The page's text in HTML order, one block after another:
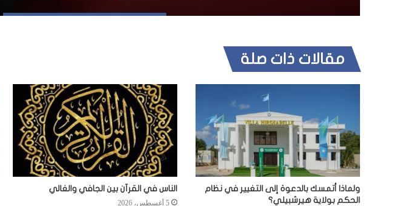
مقالات ذات صلة
ولماذا أتمسك بالدعوة إلى التغيير في نظام
الحكم بولاية هيرشبيلي؟
الناس في القرآن بين الجافي والغالي
5 أغسطس، 2026